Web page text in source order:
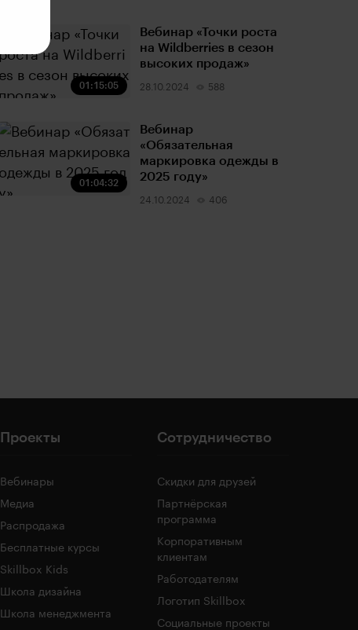
01:15:05
Вебинар «Точки роста
на Wildberries в сезон
высоких продаж»
28.10.2024 588
01:04:32
Вебинар
«Обязательная
маркировка одежды в
2025 году»
24.10.2024 406
Проекты
Вебинары
Медиа
Распродажа
Бесплатные курсы
Skillbox Kids
Школа дизайна
Школа менеджмента
Сотрудничество
Скидки для друзей
Партнёрская
программа
Корпоративным
клиентам
Работодателям
Логотип Skillbox
Социальные проекты